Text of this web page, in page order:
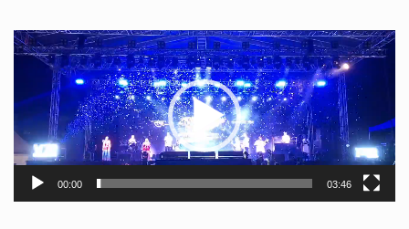
Video
Player
00:00 03:46